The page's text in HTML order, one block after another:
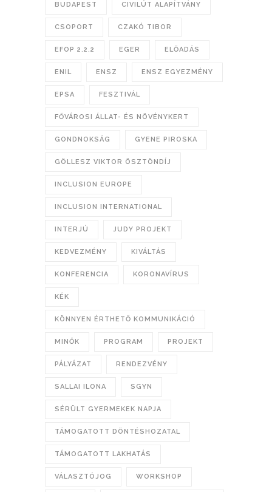
BUDAPEST CIVILÚT ALAPÍTVÁNY
CSOPORT CZAKÓ TIBOR
EFOP 2.2.2 EGER ELŐADÁS
ENIL ENSZ ENSZ EGYEZMÉNY
EPSA FESZTIVÁL
FŐVÁROSI ÁLLAT- ÉS NÖVÉNYKERT
GONDNOKSÁG GYENE PIROSKA
GÖLLESZ VIKTOR ÖSZTÖNDÍJ
INCLUSION EUROPE
INCLUSION INTERNATIONAL
INTERJÚ JUDY PROJEKT
KEDVEZMÉNY KIVÁLTÁS
KONFERENCIA KORONAVÍRUS
KÉK
KÖNNYEN ÉRTHETŐ KOMMUNIKÁCIÓ
MINŐK PROGRAM PROJEKT
PÁLYÁZAT RENDEZVÉNY
SALLAI ILONA SGYN
SÉRÜLT GYERMEKEK NAPJA
TÁMOGATOTT DÖNTÉSHOZATAL
TÁMOGATOTT LAKHATÁS
VÁLASZTÓJOG WORKSHOP